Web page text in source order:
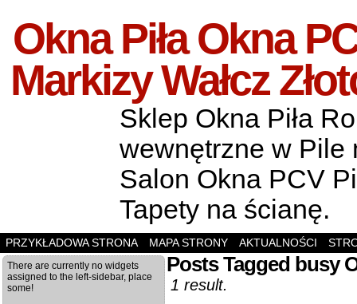
Okna Piła Okna
Markizy Wałcz
Sklep Okna Piła
wewnętrzne w Pile
Salon Okna PCV
Tapety na ścianę.
PRZYKŁADOWA STRONA MAPA STRONY AKTUALNOŚCI
There are currently no widgets
assigned to the left-sidebar, place
some!
Posts Tagged busy
1 result.